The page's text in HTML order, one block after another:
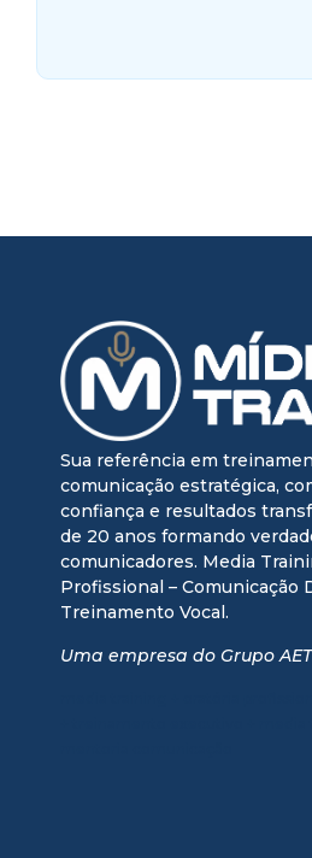
Sua referência em
comunicação estratégica,
confiança e resultados
de 20 anos formando
comunicadores. Media
Profissional – Comunicação
Treinamento Vocal.
Uma empresa do Grupo